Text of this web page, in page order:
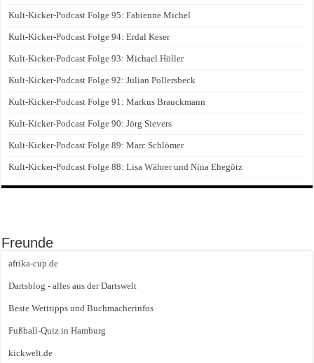
Kult-Kicker-Podcast Folge 95: Fabienne Michel
Kult-Kicker-Podcast Folge 94: Erdal Keser
Kult-Kicker-Podcast Folge 93: Michael Höller
Kult-Kicker-Podcast Folge 92: Julian Pollersbeck
Kult-Kicker-Podcast Folge 91: Markus Brauckmann
Kult-Kicker-Podcast Folge 90: Jörg Sievers
Kult-Kicker-Podcast Folge 89: Marc Schlömer
Kult-Kicker-Podcast Folge 88: Lisa Währer und Nina Ehegötz
Freunde
afrika-cup.de
Dartsblog - alles aus der Dartswelt
Beste Wetttipps und Buchmacherinfos
Fußball-Quiz in Hamburg
kickwelt.de